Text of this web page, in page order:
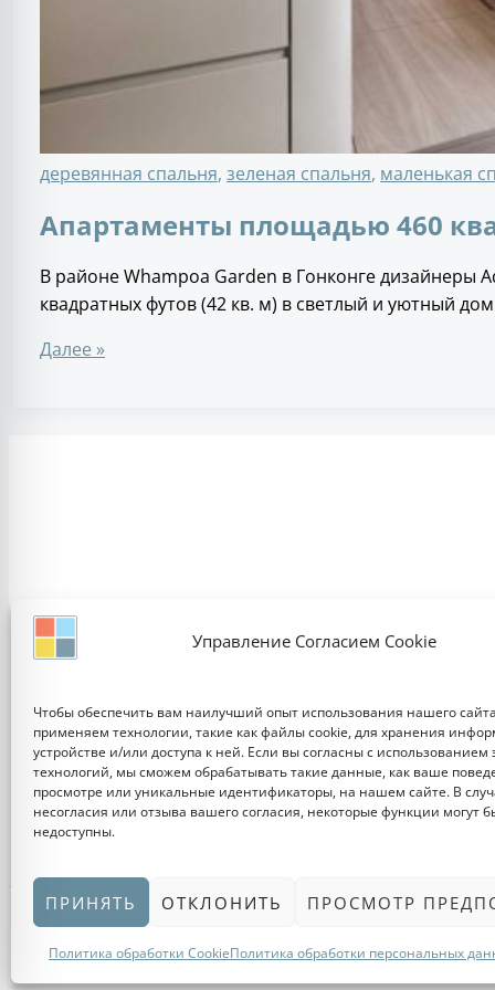
Управление Согласием Cookie
Чтобы обеспечить вам наилучший опыт использования нашего
применяем технологии, такие как файлы cookie, для хранения
устройстве и/или доступа к ней. Если вы согласны с использованием
технологий, мы сможем обрабатывать такие данные, как ваше
просмотре или уникальные идентификаторы, на нашем сайте. В
несогласия или отзыва вашего согласия, некоторые функции могут
недоступны.
ПРИНЯТЬ ОТКЛОНИТЬ ПРОСМОТР
Политика обработки CookieПолитика обработки персональных
деревянная спальня, зеленая спальня, маленькая
Апартаменты площадью 460
В районе Whampoa Garden в Гонконге дизайнеры
квадратных футов (42 кв. м) в светлый и уютный
Далее »
Copyright © 2011-2026 ЗАПИСКИ ДИЗАЙНЕРА | Дизайн, Интерьеры,